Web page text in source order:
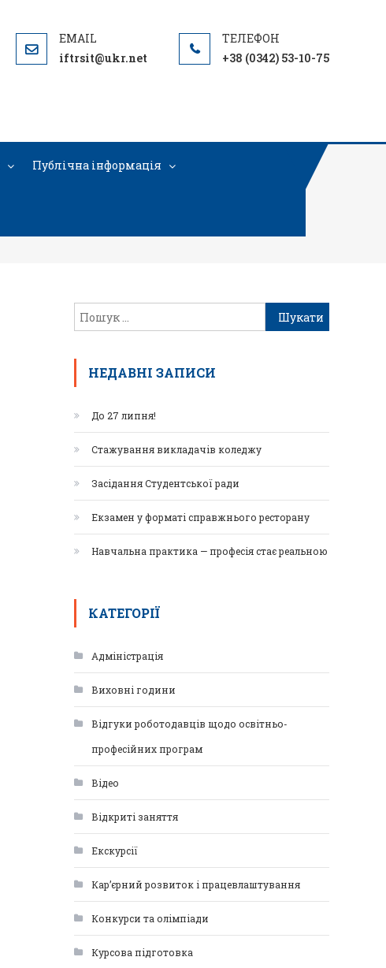
iftrsit@ukr.net +38 (0342) 53-10-75
Публічна інформація
НЕДАВНІ ЗАПИСИ
До 27 липня!
Стажування викладачів коледжу
Засідання Студентської ради
Екзамен у форматі справжнього ресторану
Навчальна практика — професія стає реальною
КАТЕГОРІЇ
Адміністрація
Виховні години
Відгуки роботодавців щодо освітньо-
професійних програм
Відео
Відкриті заняття
Екскурсії
Кар’єрний розвиток і працевлаштування
Конкурси та олімпіади
Курсова підготовка